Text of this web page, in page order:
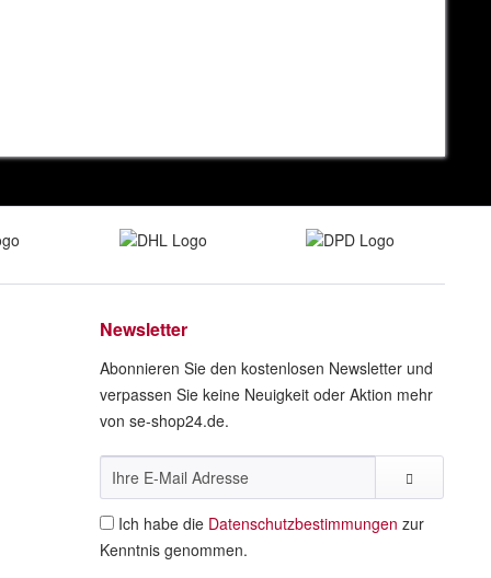
Newsletter
Abonnieren Sie den kostenlosen Newsletter und
verpassen Sie keine Neuigkeit oder Aktion mehr
von se-shop24.de.
Ich habe die Datenschutzbestimmungen zur
Kenntnis genommen.